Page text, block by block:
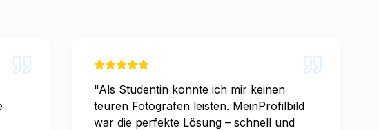
"Als Studentin konnte ich mir keinen
teuren Fotografen leisten. MeinProfilbild
war die perfekte Lösung – schnell und